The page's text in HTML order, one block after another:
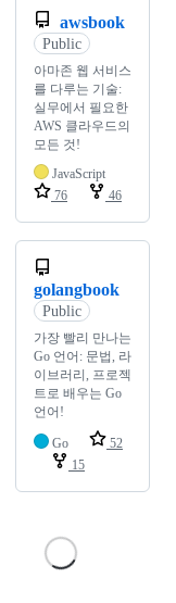
awsbook
Public
아마존 웹 서비스
를 다루는 기술:
실무에서 필요한
AWS 클라우드의
모든 것!
JavaScript
76
46
golangbook
Public
가장 빨리 만나는
Go 언어: 문법, 라
이브러리, 프로젝
트로 배우는 Go
언어!
Go
52
15